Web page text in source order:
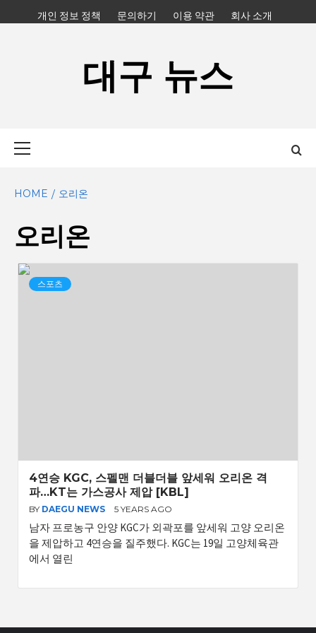
to
개인 정보 정책 문의하기 이용 약관 회사 소개
대구 뉴스
HOME 오리온
오리온
스포츠
4연승 KGC, 스펠맨 더블더블 앞세워 오리온 격
파…KT는 가스공사 제압 [KBL]
BY DAEGU NEWS 5 YEARS AGO
남자 프로농구 안양 KGC가 외곽포를 앞세워 고양 오리온
을 제압하고 4연승을 질주했다. KGC는 19일 고양체육관
에서 열린